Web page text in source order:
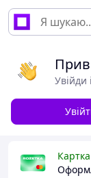
Увійди